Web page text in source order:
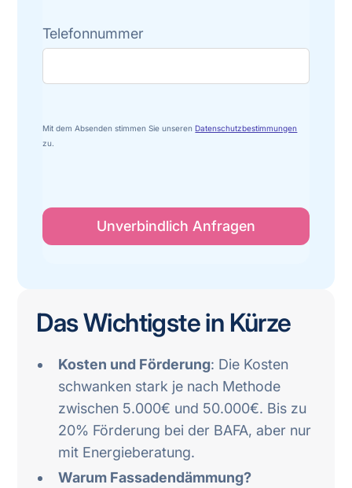
Telefonnummer
Mit dem Absenden stimmen Sie unserenDatenschutzbestimmungen
zu.
Das Wichtigste in Kürze
Kosten und Förderung: Die Kosten
schwanken stark je nach Methode
zwischen 5.000€ und 50.000€. Bis zu
20% Förderung bei der BAFA, aber nur
mit Energieberatung.
Warum Fassadendämmung?